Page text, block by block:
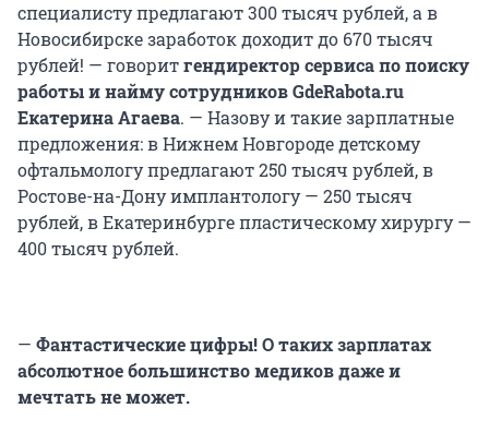
специалисту предлагают300 тысяч рублей, а в
Новосибирске заработок доходит до 670 тысяч
рублей! — говоритгендиректор сервиса по поиску
работы и найму сотрудников GdeRabota.ru
Екатерина Агаева. — Назову и такие зарплатные
предложения: в Нижнем Новгороде детскому
офтальмологу предлагают250 тысяч рублей, в
Ростове-на-Дону имплантологу — 250 тысяч
рублей, в Екатеринбурге пластическому хирургу —
400 тысяч рублей.
— Фантастические цифры! О таких зарплатах
абсолютное большинство медиков даже и
мечтать не может.